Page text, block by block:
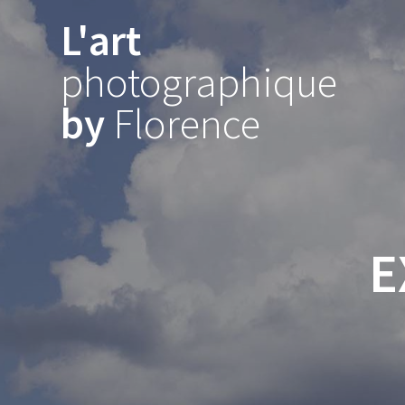
content L'art
photographique
by Florence